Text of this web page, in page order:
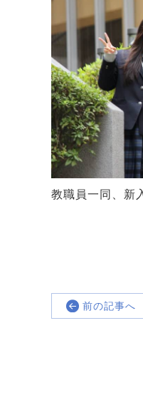
教職員一同、新
前の記事へ